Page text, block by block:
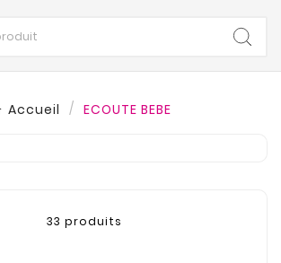
Accueil ECOUTE BEBE
33 produits